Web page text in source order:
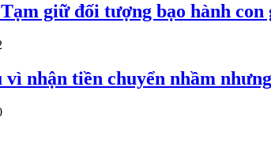
giữ đối tượng bạo hành
vì nhận tiền chuyển nhầm